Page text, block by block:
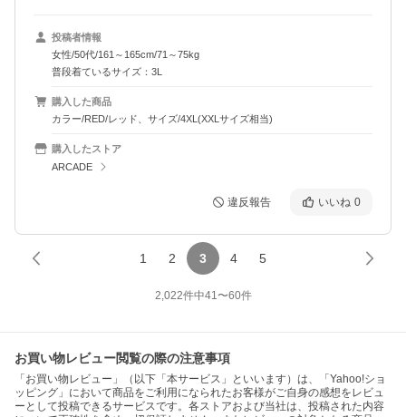
投稿者情報
女性/50代/161～165cm/71～75kg
普段着ているサイズ：3L
購入した商品
カラー/RED/レッド、サイズ/4XL(XXLサイズ相当)
購入したストア
ARCADE
違反報告 いいね 0
1 2 3 4 5
2,022件中41〜60件
お買い物レビュー閲覧の際の注意事項
「お買い物レビュー」（以下「本サービス」といいます）は、「Yahoo!ショ
ッピング」において商品をご利用になられたお客様がご自身の感想をレビュ
ーとして投稿できるサービスです。各ストアおよび当社は、投稿された内容